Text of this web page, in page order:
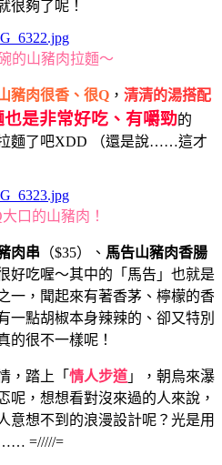
很夠了呢！
的山豬肉拉麵～
豬肉很香、很Q ， 清清的湯搭配
也是非常好吃、有嚼勁的
麵了吧XDD （還是說……這才
口的山豬肉！
肉串 （$35）、 馬告山豬肉香腸
很好吃喔～其中的「馬告」也就是
一，聞起來有著香茅、檸檬的香
一點胡椒本身辣辣的、卻又特別
的很不一樣呢！
，踏上「 情人步道 」，朝烏來瀑
呢，想想看對沒來過的人來說，
意想不到的浪漫設計呢？光是用
…… =/////=